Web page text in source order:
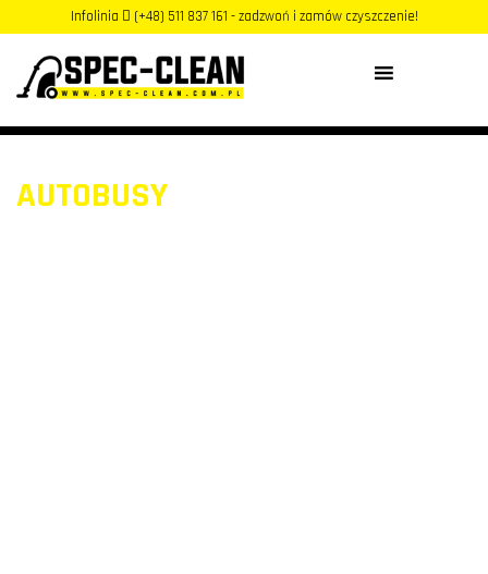
Infolinia (+48) 511 837 161 - zadzwoń i zamów czyszczenie!
AUTOBUSY